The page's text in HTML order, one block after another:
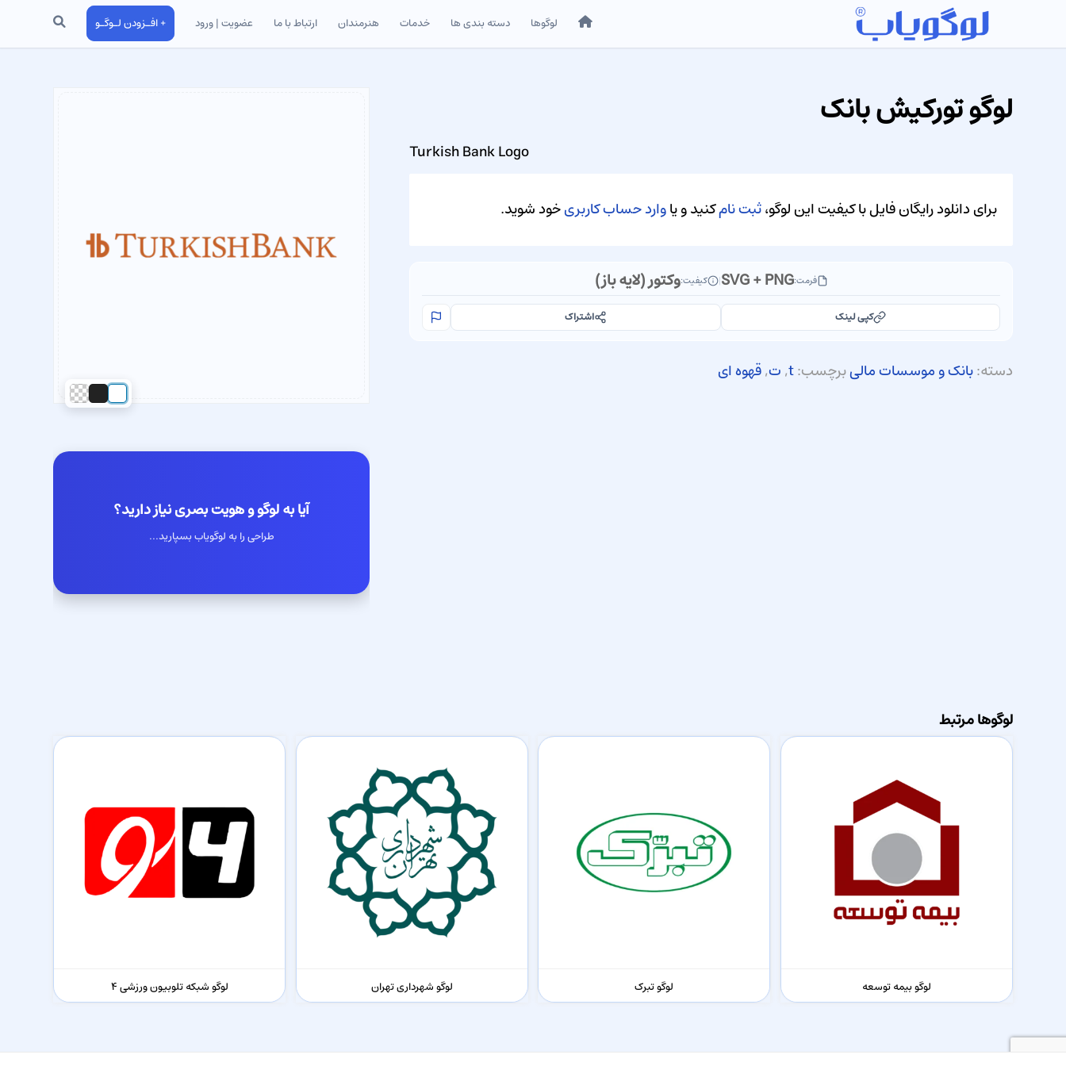
خانه لوگوها دسته بندی ها خدمات هنرمندان ارتباط با ما عضویت | ورود + افـزودن لـوگـو جستجو
آیا به لوگو و هویت بصری نیاز دارید؟
طراحی را به لوگویاب بسپارید...
لوگو تورکیش بانک
Turkish Bank Logo
برای دانلود رایگان فایل با کیفیت این لوگو،ثبت نامکنید و یاوارد حساب کاربریخود شوید.
فرمت:SVG + PNG
| کیفیت:وکتور (لایه باز)
کپی لینک اشتراک
دسته:بانک و موسسات مالیبرچسب:t
,ت,قهوه ای
لوگوها مرتبط
لوگو بیمه توسعه لوگو تبرک لوگو شهرداری تهران لوگو شبکه تلوبیون ورزشی 4